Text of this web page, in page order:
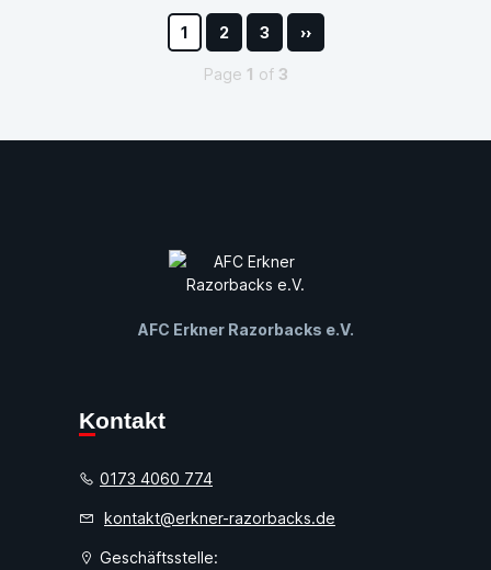
1 2 3 ››
Page 1 of 3
AFC Erkner Razorbacks e.V.
Kontakt
0173 4060 774
kontakt@erkner-razorbacks.de
Geschäftsstelle: